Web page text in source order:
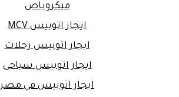
ميكروباص
ايجار اتوبيس MCV
ايجار اتوبيس رحلات
ايجار اتوبيس سياحى
ايجار اتوبيس في مصر